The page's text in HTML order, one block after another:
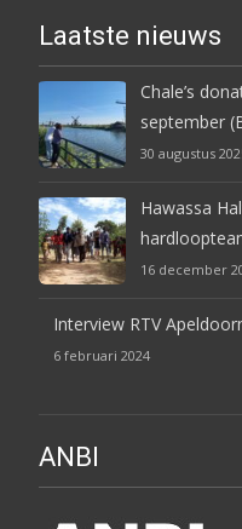
Laatste nieuws
Chale’s
september
30 augustus
Hawassa
16 december
Interview RTV
6 februari 2024
ANBI